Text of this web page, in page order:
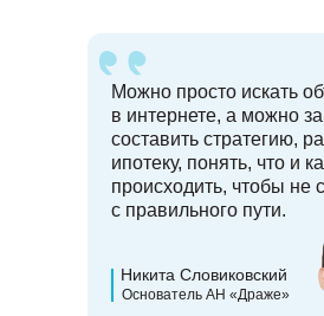
Никита Словиковский
Основатель АН «Драже»
Можно просто искать
в интернете, а можно
составить стратегию,
ипотеку, понять, что и
происходить, чтобы не
с правильного пути.